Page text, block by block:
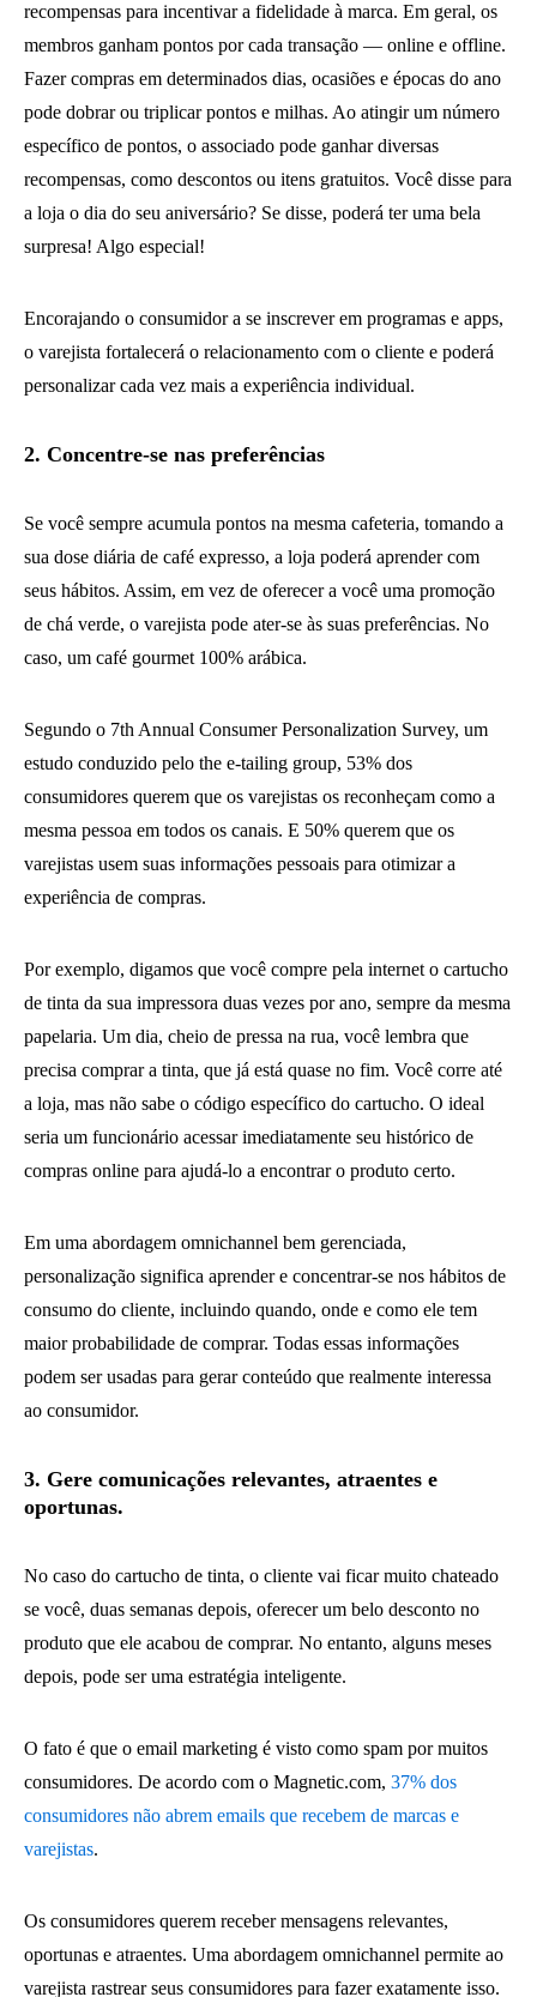
recompensas para incentivar a fidelidade à marca. Em geral, os
membros ganham pontos por cada transação — online e offline.
Fazer compras em determinados dias, ocasiões e épocas do ano
pode dobrar ou triplicar pontos e milhas. Ao atingir um número
específico de pontos, o associado pode ganhar diversas
recompensas, como descontos ou itens gratuitos. Você disse para
a loja o dia do seu aniversário? Se disse, poderá ter uma bela
surpresa! Algo especial!
Encorajando o consumidor a se inscrever em programas e apps,
o varejista fortalecerá o relacionamento com o cliente e poderá
personalizar cada vez mais a experiência individual.
2. Concentre-se nas preferências
Se você sempre acumula pontos na mesma cafeteria, tomando a
sua dose diária de café expresso, a loja poderá aprender com
seus hábitos. Assim, em vez de oferecer a você uma promoção
de chá verde, o varejista pode ater-se às suas preferências. No
caso, um café gourmet 100% arábica.
Segundo o 7th Annual Consumer Personalization Survey, um
estudo conduzido pelo the e-tailing group, 53% dos
consumidores querem que os varejistas os reconheçam como a
mesma pessoa em todos os canais. E 50% querem que os
varejistas usem suas informações pessoais para otimizar a
experiência de compras.
Por exemplo, digamos que você compre pela internet o cartucho
de tinta da sua impressora duas vezes por ano, sempre da mesma
papelaria. Um dia, cheio de pressa na rua, você lembra que
precisa comprar a tinta, que já está quase no fim. Você corre até
a loja, mas não sabe o código específico do cartucho. O ideal
seria um funcionário acessar imediatamente seu histórico de
compras online para ajudá-lo a encontrar o produto certo.
Em uma abordagem omnichannel bem gerenciada,
personalização significa aprender e concentrar-se nos hábitos de
consumo do cliente, incluindo quando, onde e como ele tem
maior probabilidade de comprar. Todas essas informações
podem ser usadas para gerar conteúdo que realmente interessa
ao consumidor.
3. Gere comunicações relevantes, atraentes e
oportunas.
No caso do cartucho de tinta, o cliente vai ficar muito chateado
se você, duas semanas depois, oferecer um belo desconto no
produto que ele acabou de comprar. No entanto, alguns meses
depois, pode ser uma estratégia inteligente.
O fato é que o email marketing é visto como spam por muitos
consumidores. De acordo com o Magnetic.com, 37% dos
consumidores não abrem emails que recebem de marcas e
varejistas.
Os consumidores querem receber mensagens relevantes,
oportunas e atraentes. Uma abordagem omnichannel permite ao
varejista rastrear seus consumidores para fazer exatamente isso.